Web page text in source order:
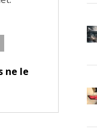
ne le